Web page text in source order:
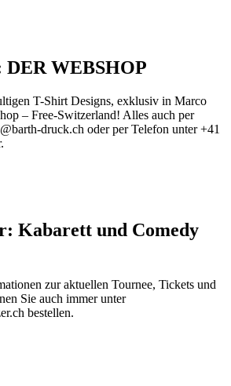
WEBSHOP
T-Shirt Designs, exklusiv in Marco
– Free-Switzerland! Alles auch per
druck.ch oder per Telefon unter +41
Kabarett und Comedy
zur aktuellen Tournee, Tickets und
Sie auch immer unter
bestellen.